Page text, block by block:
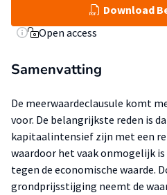
Download
Open access
Samenvatting
De meerwaardeclausule komt
voor. De belangrijkste reden is
kapitaalintensief zijn met een
waardoor het vaak onmogelijk
tegen de economische waarde.
grondprijsstijging neemt de